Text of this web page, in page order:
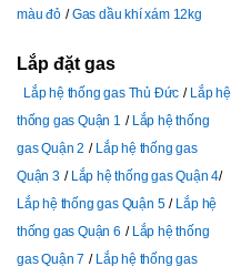
màu đỏ
Gas dầu khí xám 12kg
Lắp đặt gas
Lắp hệ thống gas Thủ Đức
Lắp hệ
thống gas Quận 1
Lắp hệ thống
gas Quận 2
Lắp hệ thống gas
Quận 3
Lắp hệ thống gas Quận 4
Lắp hệ thống gas Quận 5
Lắp hệ
thống gas Quận 6
Lắp hệ thống
gas Quận 7
Lắp hệ thống gas